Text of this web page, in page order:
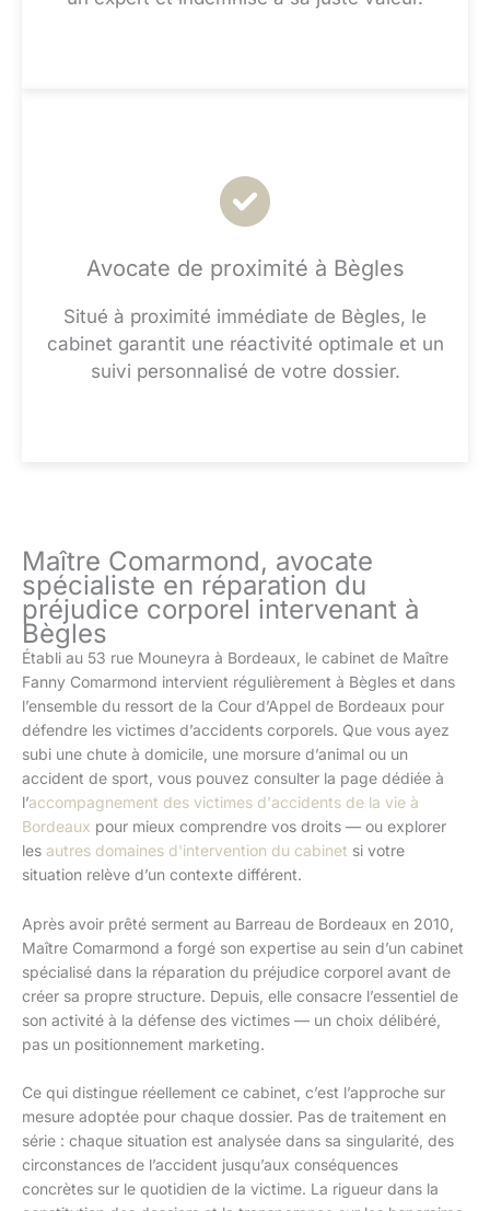
Avocate de proximité à Bègles
Situé à proximité immédiate de Bègles, le
cabinet garantit une réactivité optimale et un
suivi personnalisé de votre dossier.
Maître Comarmond, avocate
spécialiste en réparation du
préjudice corporel intervenant à
Bègles
Établi au 53 rue Mouneyra à Bordeaux, le cabinet de Maître
Fanny Comarmond intervient régulièrement à Bègles et dans
l’ensemble du ressort de la Cour d’Appel de Bordeaux pour
défendre les victimes d’accidents corporels. Que vous ayez
subi une chute à domicile, une morsure d’animal ou un
accident de sport, vous pouvez consulter la page dédiée à
l’accompagnement des victimes d'accidents de la vie à
Bordeaux pour mieux comprendre vos droits — ou explorer
les autres domaines d'intervention du cabinet si votre
situation relève d’un contexte différent.
Après avoir prêté serment au Barreau de Bordeaux en 2010,
Maître Comarmond a forgé son expertise au sein d’un cabinet
spécialisé dans la réparation du préjudice corporel avant de
créer sa propre structure. Depuis, elle consacre l’essentiel de
son activité à la défense des victimes — un choix délibéré,
pas un positionnement marketing.
Ce qui distingue réellement ce cabinet, c’est l’approche sur
mesure adoptée pour chaque dossier. Pas de traitement en
série : chaque situation est analysée dans sa singularité, des
circonstances de l’accident jusqu’aux conséquences
concrètes sur le quotidien de la victime. La rigueur dans la